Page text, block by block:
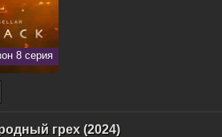
8 серия
грех (2024)